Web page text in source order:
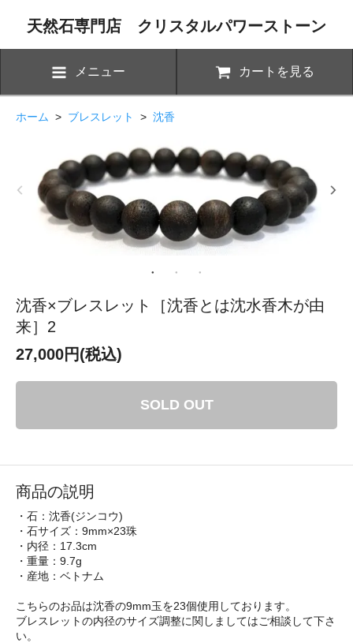
天然石専門店 クリスタルパワーストーン
メニュー カートを見る
ホーム > ブレスレット > 沈香
沈香×ブレスレット［沈香とは沈水香木が由
来］2
27,000円(税込)
SOLD OUT
商品の説明
・石：沈香(ジンコウ)
・石サイズ：9mm×23珠
・内径：17.3cm
・重量：9.7g
・産地：ベトナム
こちらのお品は沈香の9mm玉を23個使用しております。
ブレスレットの内径のサイズ調整に関しましてはご相談して下さ
い。